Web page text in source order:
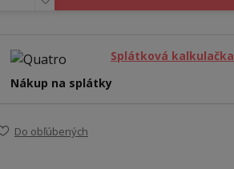
Splátková kalkulačka
Nákup na splátky
Do obľúbených